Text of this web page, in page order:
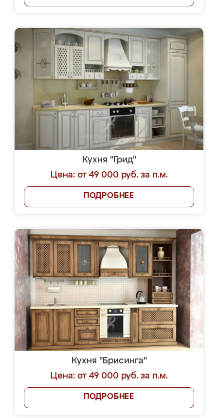
Кухня "Грид"
Цена: от 49 000 руб. за п.м.
ПОДРОБНЕЕ
Кухня "Брисинга"
Цена: от 49 000 руб. за п.м.
ПОДРОБНЕЕ